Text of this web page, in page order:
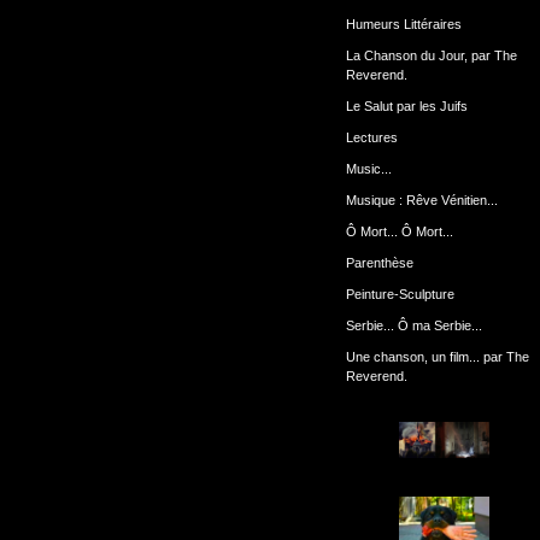
Humeurs Littéraires
La Chanson du Jour, par The
Reverend.
Le Salut par les Juifs
Lectures
Music...
Musique : Rêve Vénitien...
Ô Mort... Ô Mort...
Parenthèse
Peinture-Sculpture
Serbie... Ô ma Serbie...
Une chanson, un film... par The
Reverend.